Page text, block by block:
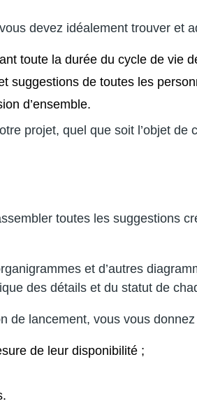
devez idéalement trouver et
toute la durée du cycle de vie
suggestions de toutes les
d’ensemble.
projet, quel que soit l’objet
toutes les suggestions
et d’autres
des détails et du statut de
de lancement, vous vous
de leur disponibilité ;